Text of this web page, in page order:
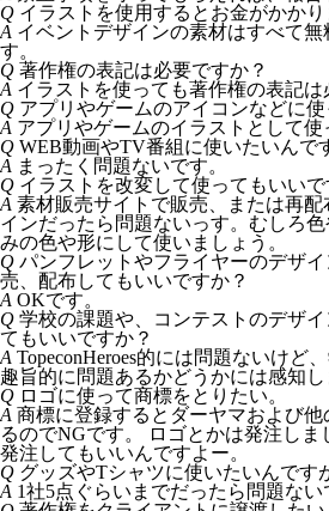
Q イラストを使用するとお金がかかり
A イベントデザインの素材はすべて無
す。
Q 著作権の表記は必要ですか？
A イラストを使っても著作権の表記は
Q アプリやゲームのアイコンなどに
A アプリやゲームのイラストとして使
Q WEB動画やTV番組に使いたいんで
A まったく問題ないです。
Q イラストを改変して使ってもいいで
A 素材販売サイトで販売、または再
インだったら問題ないっす。むしろ
みの色や形にして使いましょう。
Q パンフレットやフライヤーのデザ
売、配布してもいいですか？
A OKです。
Q 学校の課題や、コンテストのデザ
てもいいですか？
A TopeconHeroes的には問題ないけど
趣旨的に問題あるかどうかには感知し
Q ロゴに使って商標をとりたい。
A 商標に登録するとダーヤマおよび
るのでNGです。 ロゴとかは発注しま
発注してもいいんですよー。
Q グッズやTシャツに使いたいんです
A 1社5点ぐらいまでだったら問題ない